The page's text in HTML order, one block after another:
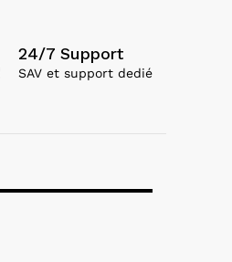
24/7 Support
SAV et support dedié